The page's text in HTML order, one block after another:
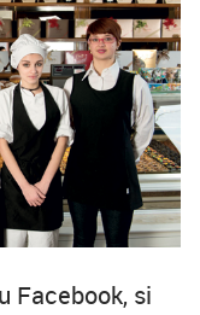
Facebook, si